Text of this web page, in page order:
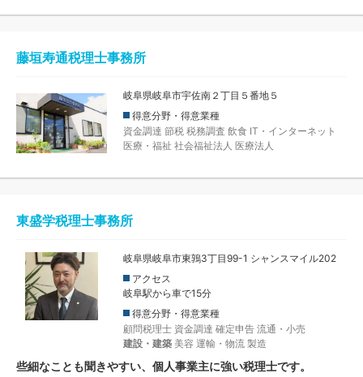
藤垣寿通税理士事務所
岐阜県岐阜市宇佐南２丁目５番地５
得意分野・得意業種
資金調達 節税 税務調査 飲食 IT・インターネット
医療・福祉 社会福祉法人 医療法人
東盛学税理士事務所
岐阜県岐阜市東鶉3丁目99-1 シャンスマイル202
アクセス
岐阜駅から車で15分
得意分野・得意業種
顧問税理士 資金調達 確定申告 流通・小売
建設・建築 美容 運輸・物流 製造
些細なことも聞きやすい、個人事業主に強い税理士です。